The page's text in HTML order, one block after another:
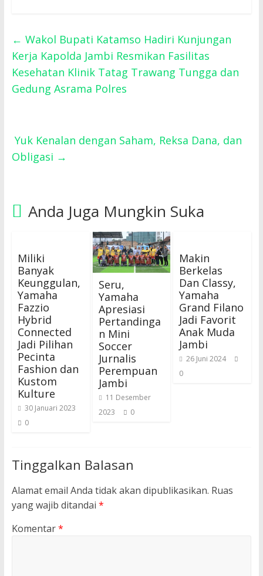
← Wakol Bupati Katamso Hadiri Kunjungan
Kerja Kapolda Jambi Resmikan Fasilitas
Kesehatan Klinik Tatag Trawang Tungga dan
Gedung Asrama Polres
Yuk Kenalan dengan Saham, Reksa Dana, dan
Obligasi →
Anda Juga Mungkin Suka
Miliki
Banyak
Keunggulan,
Yamaha
Fazzio
Hybrid
Connected
Jadi Pilihan
Pecinta
Fashion dan
Kustom
Kulture
30 Januari 2023
0
Seru,
Yamaha
Apresiasi
Pertandinga
n Mini
Soccer
Jurnalis
Perempuan
Jambi
11 Desember
2023
0
Makin
Berkelas
Dan Classy,
Yamaha
Grand Filano
Jadi Favorit
Anak Muda
Jambi
26 Juni 2024
0
Tinggalkan Balasan
Alamat email Anda tidak akan dipublikasikan. Ruas
yang wajib ditandai *
Komentar*